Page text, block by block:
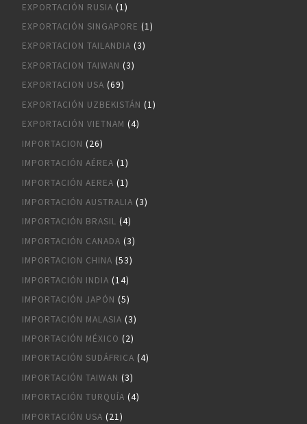
EXPORTACIÓN RUSIA (1)
EXPORTACIÓN SINGAPORE (1)
EXPORTACION TAILANDIA (3)
EXPORTACION TAIWAN (3)
EXPORTACION USA (69)
EXPORTACIÓN UZBEKISTÁN (1)
EXPORTACIÓN VIETNAM (4)
IMPORTACION (26)
IMPORTACIÓN AÉREA (1)
IMPORTACIÓN AEREA (1)
IMPORTACIÓN AUSTRALIA (3)
IMPORTACIÓN BRASIL (4)
IMPORTACIÓN CANADA (3)
IMPORTACION CHINA (53)
IMPORTACIÓN INDIA (14)
IMPORTACIÓN JAPÓN (5)
IMPORTACIÓN MALASIA (3)
IMPORTACIÓN MÉXICO (2)
IMPORTACIÓN SUDÁFRICA (4)
IMPORTACIÓN TAIWAN (3)
IMPORTACIÓN TURQUÍA (4)
IMPORTACIÓN USA (21)